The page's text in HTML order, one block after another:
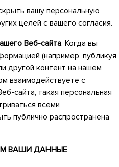
вашу персональную
целей с вашего согласия.
Веб-сайта. Когда вы
(например, публикуя
другой контент на нашем
взаимодействуете с
сайта, такая персональная
всеми
публично распространена
ВАШИ ДАННЫЕ